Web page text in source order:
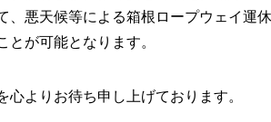
、悪天候等による箱根ロープウェイ運
とが可能となります。
心よりお待ち申し上げております。